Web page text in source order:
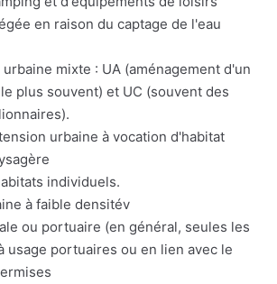
en raison du captage de l'eau
urbaine mixte : UA (aménagement d'un
plus souvent) et UC (souvent des
urbaine à vocation d'habitat
individuels.
à faible densitév
ou portuaire (en général, seules les
usage portuaires ou en lien avec le